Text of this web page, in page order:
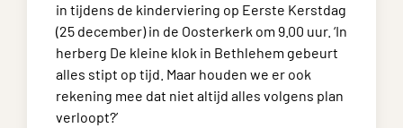
in tijdens de kinderviering op Eerste Kerstdag
(25 december) in de Oosterkerk om 9.00 uur. ‘In
herberg De kleine klok in Bethlehem gebeurt
alles stipt op tijd. Maar houden we er ook
rekening mee dat niet altijd alles volgens plan
verloopt?’